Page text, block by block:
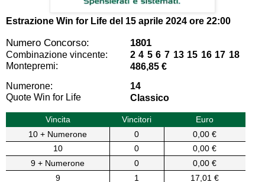
Estrazione Win for Life del 15 aprile 2024 ore 22:00
Numero Concorso: 1801
Combinazione vincente:
2 4 5 6 7 13 15 16 17 18
Montepremi:
486,85 €
Numerone:
14
Quote Win for Life
Classico
Vincita Vincitori
Euro
10 + Numerone
0
0,00 €
10
0
0,00 €
9 + Numerone
0
0,00 €
9
1
17,01 €